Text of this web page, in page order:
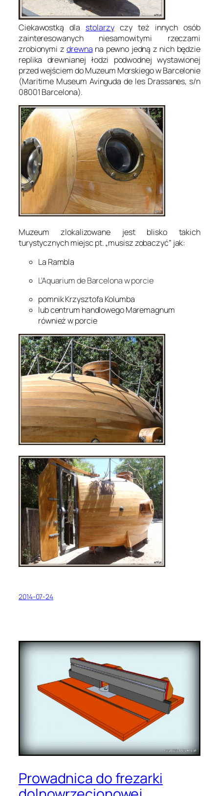
Ciekawostką dla stolarzyczy też innych osób
zainteresowanych niesamowitymi rzeczami
zrobionymi zdrewna na pewno jedną z nich będzie
replika drewnianej łodzi podwodnej wystawionej
przed wejściem do Muzeum Morskiego w Barcelonie
(Maritime Museum Avinguda de les Drassanes, s/n
08001 Barcelona).
Muzeum zlokalizowane jest blisko takich
turystycznych miejsc pt. „musisz zobaczyć” jak:
La Rambla
L’Aquarium de Barcelona w porcie
pomnik Krzysztofa Kolumba
lub centrum handlowego Maremagnum
również w porcie
2014-07-24
Prowadnica do frezarki